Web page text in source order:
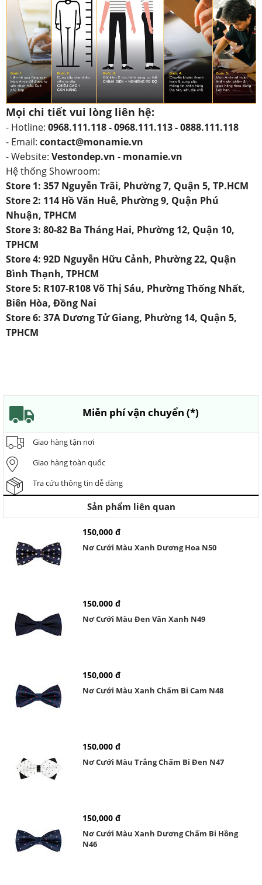
Mọi chi tiết vui lòng liên hệ:
- Hotline: 0968.111.118 - 0968.111.113 - 0888.111.118
- Email: contact@monamie.vn
- Website: Vestondep.vn - monamie.vn
Hệ thống Showroom:
Store 1: 357 Nguyễn Trãi, Phường 7, Quận 5, TP.HCM
Store 2: 114 Hồ Văn Huê, Phường 9, Quận Phú
Nhuận, TPHCM
Store 3: 80-82 Ba Tháng Hai, Phường 12, Quận 10,
TPHCM
Store 4: 92D Nguyễn Hữu Cảnh, Phường 22, Quận
Bình Thạnh, TPHCM
Store 5: R107-R108 Võ Thị Sáu, Phường Thống Nhất,
Biên Hòa, Đồng Nai
Store 6: 37A Dương Tử Giang, Phường 14, Quận 5,
TPHCM
Miễn phí vận chuyển (*)
Giao hàng tận nơi
Giao hàng toàn quốc
Tra cứu thông tin dễ dàng
Sản phẩm liên quan
150,000 đ
Nơ Cưới Màu Xanh Dương Hoa N50
150,000 đ
Nơ Cưới Màu Đen Vân Xanh N49
150,000 đ
Nơ Cưới Màu Xanh Chấm Bi Cam N48
150,000 đ
Nơ Cưới Màu Trắng Chấm Bi Đen N47
150,000 đ
Nơ Cưới Màu Xanh Dương Chấm Bi Hồng
N46